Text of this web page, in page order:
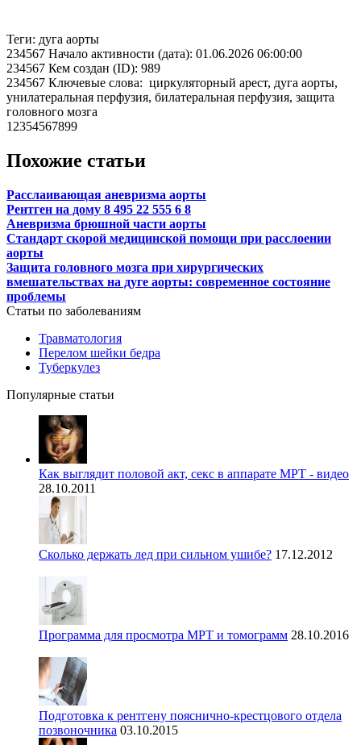
Теги: дуга аорты
234567 Начало активности (дата): 01.06.2026 06:00:00
234567 Кем создан (ID): 989
234567 Ключевые слова: циркуляторный арест, дуга аорты,
унилатеральная перфузия, билатеральная перфузия, защита
головного мозга
12354567899
Похожие статьи
Расслаивающая аневризма аорты
Рентген на дому 8 495 22 555 6 8
Аневризма брюшной части аорты
Стандарт скорой медицинской помощи при расслоении
аорты
Защита головного мозга при хирургических
вмешательствах на дуге аорты: современное состояние
проблемы
Статьи по заболеваниям
Травматология
Перелом шейки бедра
Туберкулез
Популярные статьи
Как выглядит половой акт, секс в аппарате МРТ - видео
28.10.2011
Сколько держать лед при сильном ушибе? 17.12.2012
Программа для просмотра МРТ и томограмм 28.10.2016
Подготовка к рентгену пояснично-крестцового отдела
позвоночника 03.10.2015